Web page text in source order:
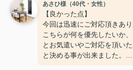
あさひ様（40代・女性）
【良かった点】
今回は迅速にご対応頂きあ
こちらが何を優先したいか
とお気遣いやご対応を頂い
と決める事が出来ました。
フットワークが軽く、希望